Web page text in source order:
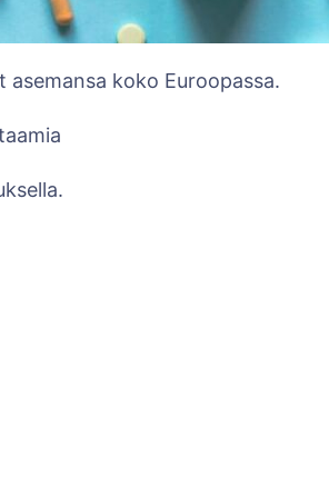
koko Euroopassa.